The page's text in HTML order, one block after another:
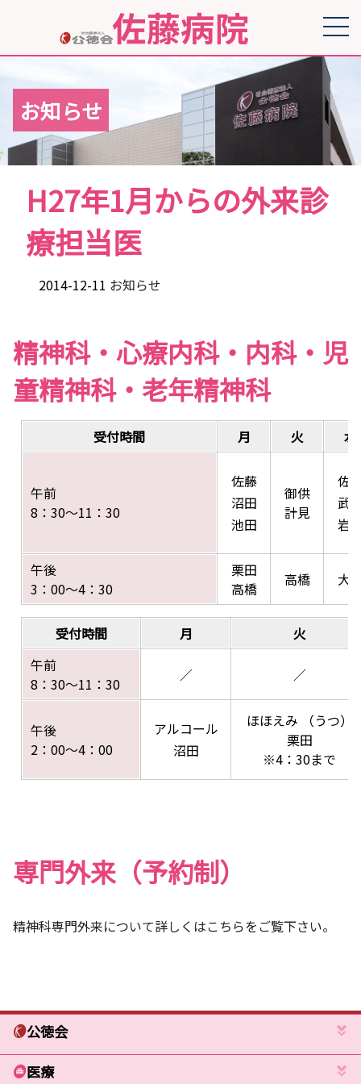
お知らせ
H27年1月からの外来診
療担当医
2014-12-11 お知らせ
精神科・心療内科・内科・児
童精神科・老年精神科
受付時間 月 火 水
午前
8：30～11：30
佐藤
沼田
池田
御供
計見
佐
武
岩
午後
3：00～4：30
栗田
高橋
高橋 大
受付時間 月
火
午前
8：30～11：30
／ ／
午後
2：00～4：00
アルコール
沼田
ほほえみ （うつ）
栗田
※4：30まで
専門外来（予約制）
精神科専門外来について詳しくはこちらをご覧下さい。
公徳会
医療